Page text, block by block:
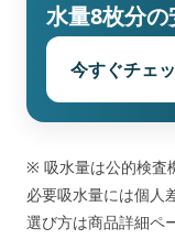
水量8枚分の
今すぐチェ
※ 吸水量は公的検査
必要吸水量には個人
選び方は商品詳細ペ